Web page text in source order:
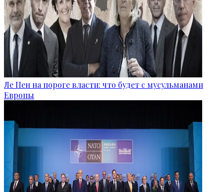
Ле Пен на пороге власти: что будет с мусульманами
Европы